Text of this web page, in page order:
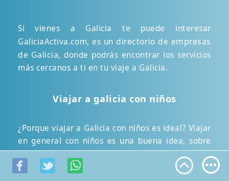
Si vienes a Galicia te puede interesar
GaliciaActiva.com, es un directorio de empresas
de Galicia, donde podrás encontrar los servicios
más cercanos a ti en tu viaje a Galicia.
Viajar a galicia con niños
¿Porque viajar a Galicia con niños es ideal? Viajar
en general con niños es una buena idea, sobre
todo en Galicia, vayas a donde vayas con los
niños no tendrás problemas, la playa, la